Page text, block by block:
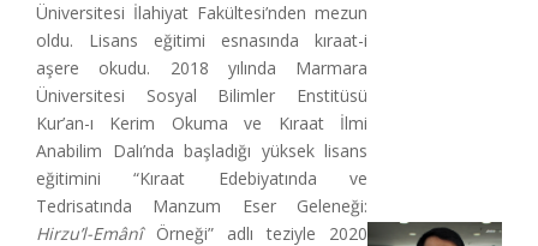
Üniversitesi İlahiyat Fakültesi’nden mezun
oldu. Lisans eğitimi esnasında kıraat-i
aşere okudu. 2018 yılında Marmara
Üniversitesi Sosyal Bilimler Enstitüsü
Kur’an-ı Kerim Okuma ve Kıraat İlmi
Anabilim Dalı’nda başladığı yüksek lisans
eğitimini “Kıraat Edebiyatında ve
Tedrisatında Manzum Eser Geleneği:
Hirzu’l-EmânîÖrneği” adlı teziyle 2020